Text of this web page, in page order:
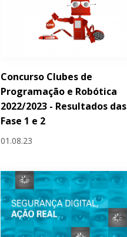
Concurso Clubes de
Programação e Robótica
2022/2023 - Resultados das
Fase 1 e 2
01.08.23